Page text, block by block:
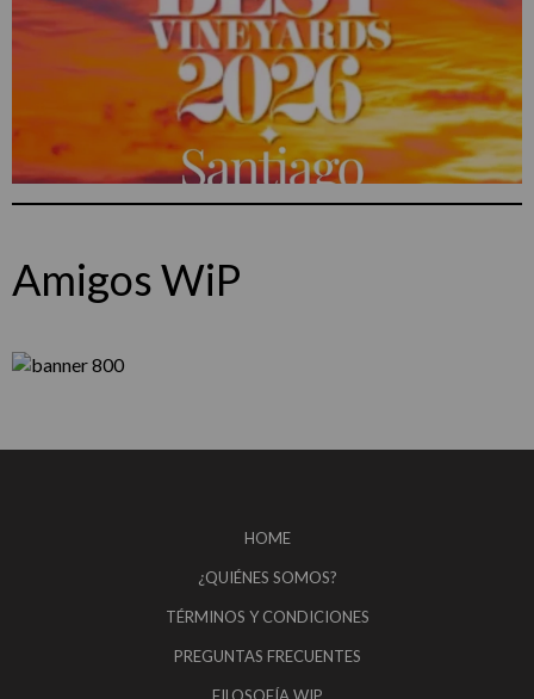
Amigos WiP
HOME
¿QUIÉNES SOMOS?
TÉRMINOS Y CONDICIONES
PREGUNTAS FRECUENTES
FILOSOFÍA WIP